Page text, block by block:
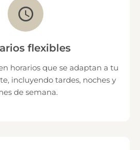
flexibles
horarios que se adaptan a tu
incluyendo tardes, noches y
de semana.